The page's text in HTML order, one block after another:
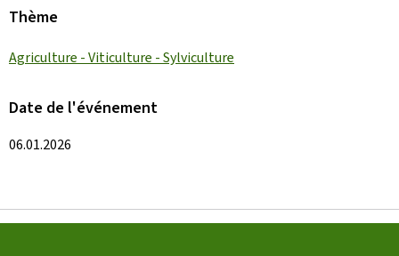
Thème
Agriculture - Viticulture - Sylviculture
Date de l'événement
06.01.2026